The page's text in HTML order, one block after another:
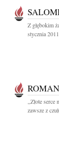
Z głębokim
stycznia
,,Złote
zawsze z